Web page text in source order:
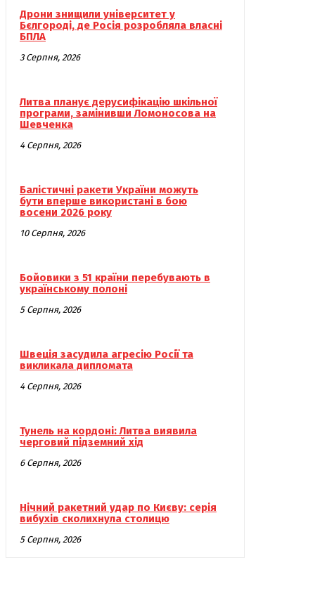
Дрони знищили університет у
Бєлгороді, де Росія розробляла власні
БПЛА
3 Серпня, 2026
Литва планує дерусифікацію шкільної
програми, замінивши Ломоносова на
Шевченка
4 Серпня, 2026
Балістичні ракети України можуть
бути вперше використані в бою
восени 2026 року
10 Серпня, 2026
Бойовики з 51 країни перебувають в
українському полоні
5 Серпня, 2026
Швеція засудила агресію Росії та
викликала дипломата
4 Серпня, 2026
Тунель на кордоні: Литва виявила
черговий підземний хід
6 Серпня, 2026
Нічний ракетний удар по Києву: серія
вибухів сколихнула столицю
5 Серпня, 2026